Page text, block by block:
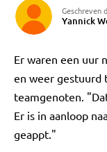
Geschreven
Yannick
Er waren een uur
en weer gestuurd
teamgenoten.
Er is in aanloop
geappt."